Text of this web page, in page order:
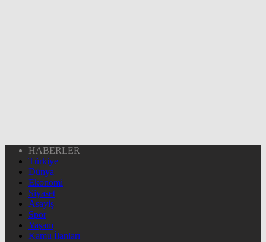
HABERLER
Türkiye
Dünya
Ekonomi
Siyaset
Asayiş
Spor
Yaşam
Kamu İlanları